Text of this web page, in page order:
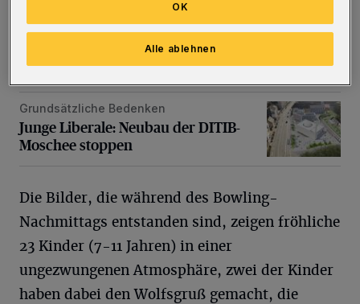
es, einen Raum zu schaffen, in dem junge
Menschen Spaß haben, sich austauschen und
neue Freundschaften knüpfen können.
Junge Liberale: Neubau der DITIB-Moschee stoppen
Grundsätzliche Bedenken
Junge Liberale: Neubau der DITIB-
Moschee stoppen
Die Bilder, die während des Bowling-
Nachmittags entstanden sind, zeigen fröhliche
23 Kinder (7-11 Jahren) in einer
ungezwungenen Atmosphäre, zwei der Kinder
haben dabei den Wolfsgruß gemacht, die
Alle ablehnen
OK